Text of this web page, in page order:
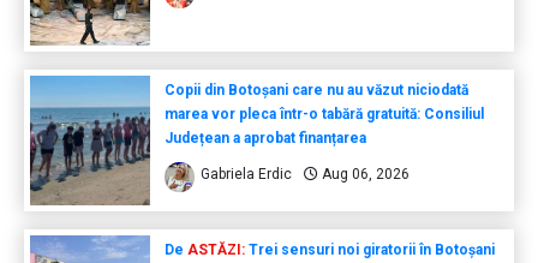
Copii din Botoșani care nu au văzut niciodată
marea vor pleca într-o tabără gratuită: Consiliul
Județean a aprobat finanțarea
Gabriela Erdic Aug 06, 2026
De ASTĂZI:Trei sensuri noi giratorii în Botoșani